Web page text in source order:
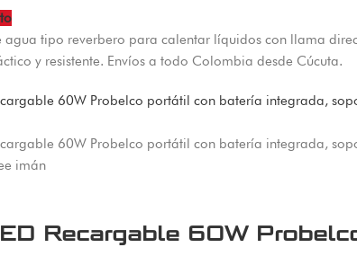
tipo reverbero para calentar líquidos con llama
y resistente. Envíos a todo Colombia desde Cúcuta.
Recargable 60W